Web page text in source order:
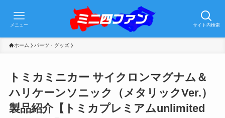
サイト内検索
メニュー
ホーム パーツ・グッズ
トミカミニカー サイクロンマグナム＆
ハリケーンソニック（メタリックVer.）
製品紹介【トミカプレミアムunlimited